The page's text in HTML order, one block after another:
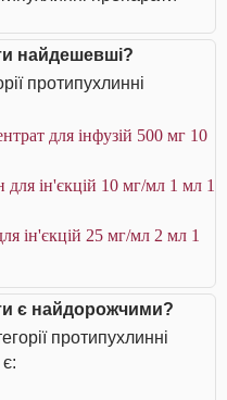
найдешевші?
протипухлинні
для інфузій 500 мг 10
ін'єкцій 10 мг/мл 1 мл 1
ін'єкцій 25 мг/мл 2 мл 1
є найдорожчими?
протипухлинні